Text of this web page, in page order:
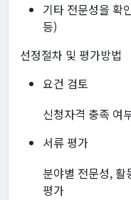
기타 전문성을 확
등)
선정절차 및 평가방법
요건 검토
신청자격 충족 여
서류 평가
분야별 전문성,
평가